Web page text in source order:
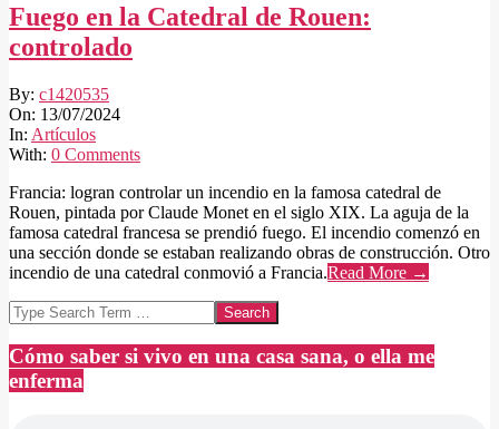
Fuego en la Catedral de Rouen:
controlado
2024-
07-
13
By: c1420535
On: 13/07/2024
In: Artículos
With: 0 Comments
Francia: logran controlar un incendio en la famosa catedral de
Rouen, pintada por Claude Monet en el siglo XIX. La aguja de la
famosa catedral francesa se prendió fuego. El incendio comenzó en
una sección donde se estaban realizando obras de construcción. Otro
incendio de una catedral conmovió a Francia.Read More →
Search
Cómo saber si vivo en una casa sana, o ella me
enferma